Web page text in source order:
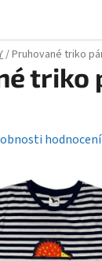
/Pruhované triko
triko
hodnocení